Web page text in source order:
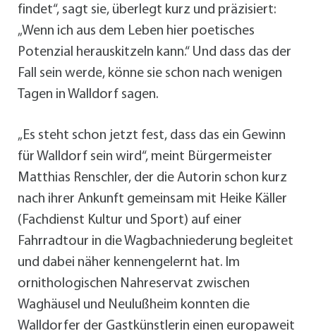
findet“, sagt sie, überlegt kurz und präzisiert:
„Wenn ich aus dem Leben hier poetisches
Potenzial herauskitzeln kann.“ Und dass das der
Fall sein werde, könne sie schon nach wenigen
Tagen in Walldorf sagen.
„Es steht schon jetzt fest, dass das ein Gewinn
für Walldorf sein wird“, meint Bürgermeister
Matthias Renschler, der die Autorin schon kurz
nach ihrer Ankunft gemeinsam mit Heike Käller
(Fachdienst Kultur und Sport) auf einer
Fahrradtour in die Wagbachniederung begleitet
und dabei näher kennengelernt hat. Im
ornithologischen Nahreservat zwischen
Waghäusel und Neulußheim konnten die
Walldorfer der Gastkünstlerin einen europaweit